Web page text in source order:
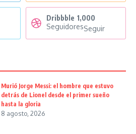
Dribbble 1,000
SeguidoresSeguir
Murió Jorge Messi: el hombre que estuvo
detrás de Lionel desde el primer sueño
hasta la gloria
8 agosto, 2026